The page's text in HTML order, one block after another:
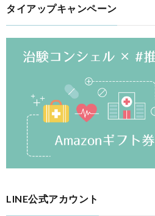
タイアップキャンペーン
LINE公式アカウント